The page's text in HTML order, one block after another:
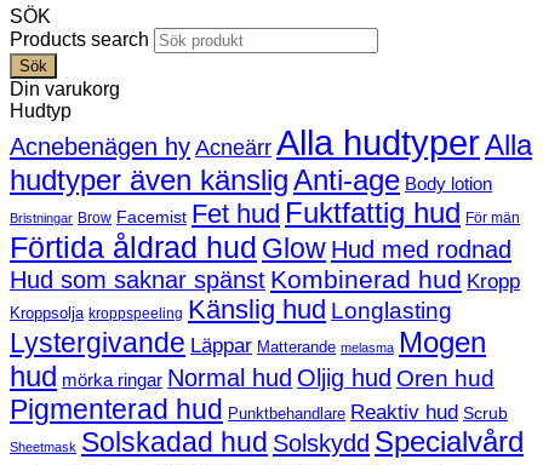
SÖK
Products search
Sök
Din varukorg
Hudtyp
Acnebenägen hy Acneärr Alla hudtyperAlla
hudtyper även känsligAnti-age Body lotion
Bristningar Brow Facemist Fet hud Fuktfattig hud För män
Förtida åldrad hud Glow Hud med rodnad
Hud som saknar spänst Kombinerad hud Kropp
Kroppsolja kroppspeeling Känslig hud Longlasting
Lystergivande Läppar Matterande melasma Mogen
hud mörka ringar Normal hud Oljig hud Oren hud
Pigmenterad hud Punktbehandlare Reaktiv hud Scrub
Sheetmask Solskadad hud Solskydd Specialvård